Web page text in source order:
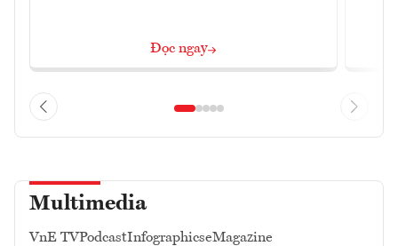
Đọc ngay
Multimedia
VnE TVPodcastInfographicseMagazine